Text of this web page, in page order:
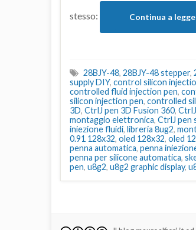
stesso:
Continua a
28BJY-48, 28BJY-48 stepper,
supply DIY, control silicon
controlled fluid injection pen,
silicon injection pen, controlled
3D, CtrlJ pen 3D Fusion 360,
montaggio elettronica, CtrlJ pen
iniezione fluidi, libreria 8ug2,
0.91 128x32, oled 128x32, oled
penna automatica, penna
penna per silicone automatica,
pen, u8g2, u8g2 graphic display,